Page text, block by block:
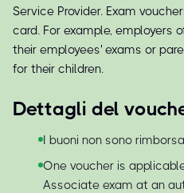
Service Provider. Exam
card. For example, employers
their employees' exams or
for their children.
Dettagli del
I buoni non sono
One voucher is
Associate exam at an